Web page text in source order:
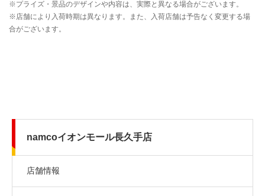
namcoイオンモール長久手店
店舗情報